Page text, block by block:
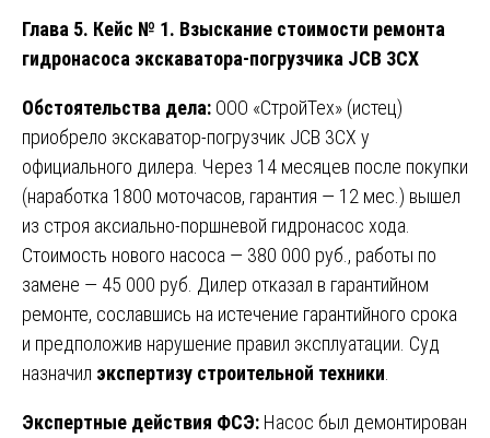
Глава 5. Кейс № 1. Взыскание стоимости ремонта
гидронасоса экскаватора-погрузчика JCB 3CX
Обстоятельства дела: ООО «СтройТех» (истец)
приобрело экскаватор-погрузчик JCB 3CX у
официального дилера. Через 14 месяцев после покупки
(наработка 1800 моточасов, гарантия — 12 мес.) вышел
из строя аксиально-поршневой гидронасос хода.
Стоимость нового насоса — 380 000 руб., работы по
замене — 45 000 руб. Дилер отказал в гарантийном
ремонте, сославшись на истечение гарантийного срока
и предположив нарушение правил эксплуатации. Суд
назначил экспертизу строительной техники
Экспертные действия ФСЭ: Насос был демонтирован